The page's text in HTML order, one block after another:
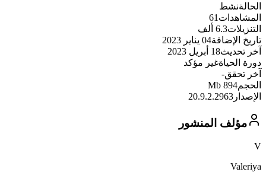
الحالةنشط
المشاهدات 61
التنزيلات6.3 ألف
تاريخ الإضافة04 يناير 2023
آخر تحديث18 أبريل 2023
دورة الحياةغير مؤكد
آخر تحقق-
الحجم894 Mb
الإصدار 20.9.2.2963
مؤلف المنشور
V
Valeriya